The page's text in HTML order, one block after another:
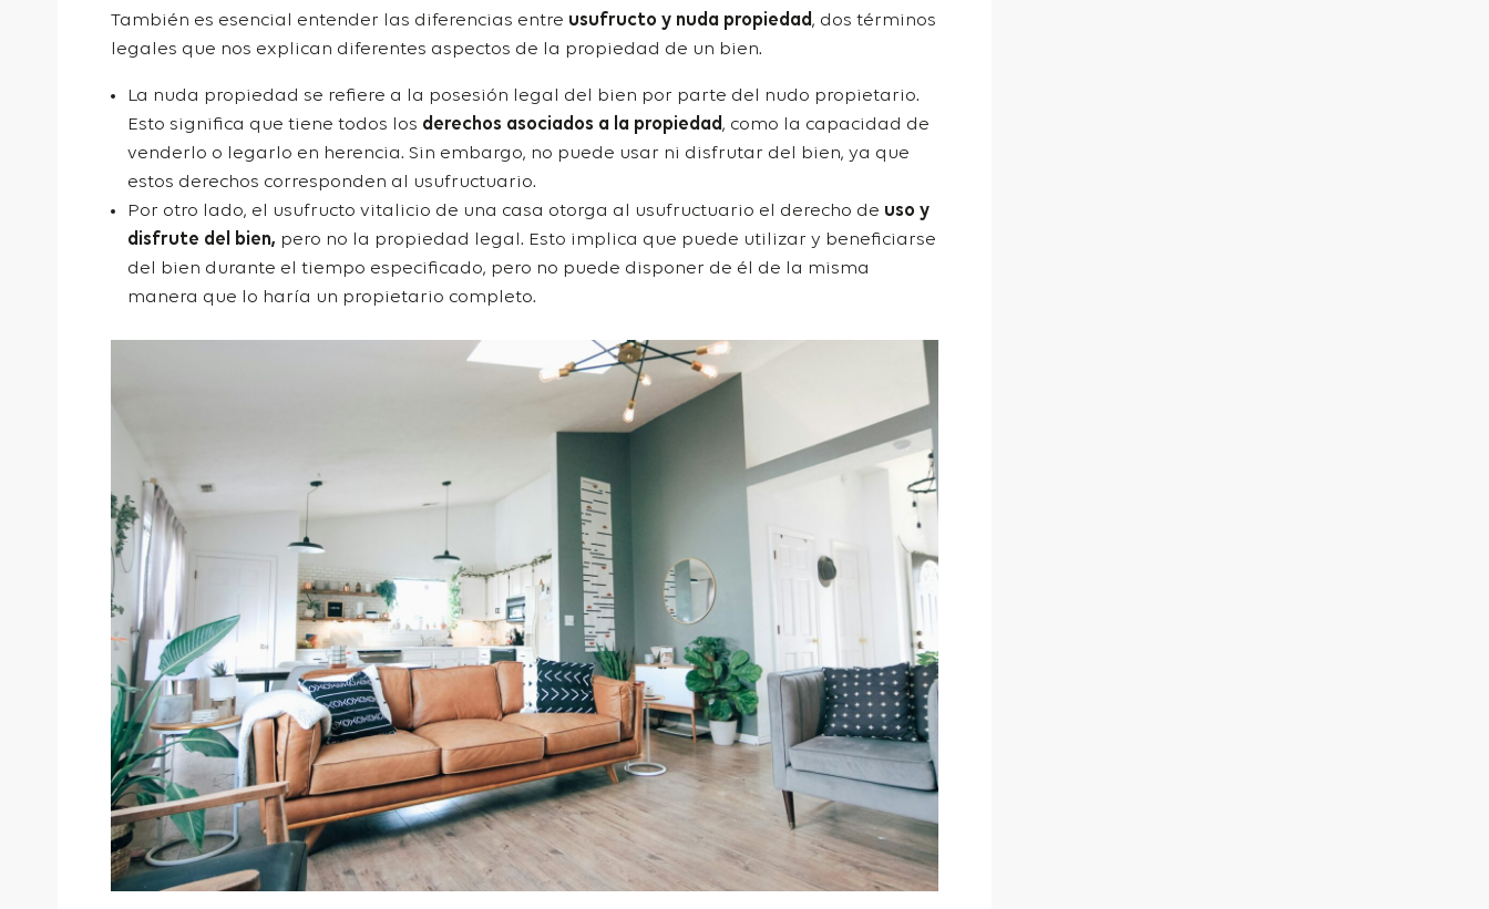
También es esencial entender las diferencias entre usufructo y nuda propiedad, dos términos
legales que nos explican diferentes aspectos de la propiedad de un bien.
La nuda propiedad se refiere a la posesión legal del bien por parte del nudo propietario.
Esto significa que tiene todos los derechos asociados a la propiedad, como la capacidad de
venderlo o legarlo en herencia. Sin embargo, no puede usar ni disfrutar del bien, ya que
estos derechos corresponden al usufructuario.
Por otro lado, el usufructo vitalicio de una casa otorga al usufructuario el derecho de uso y
disfrute del bien, pero no la propiedad legal. Esto implica que puede utilizar y beneficiarse
del bien durante el tiempo especificado, pero no puede disponer de él de la misma
manera que lo haría un propietario completo.